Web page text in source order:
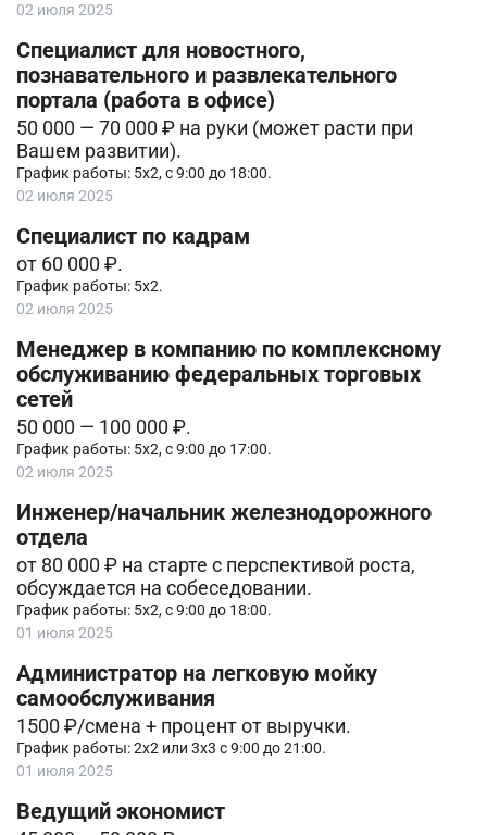
02 июля 2025
Специалист для новостного,
познавательного и развлекательного
портала (работа в офисе)
50 000 — 70 000 ₽ на руки (может расти при
Вашем развитии).
График работы: 5х2, с 9:00 до 18:00.
02 июля 2025
Специалист по кадрам
от 60 000 ₽.
График работы: 5х2.
02 июля 2025
Менеджер в компанию по комплексному
обслуживанию федеральных торговых
сетей
50 000 — 100 000 ₽.
График работы: 5х2, с 9:00 до 17:00.
02 июля 2025
Инженер/начальник железнодорожного
отдела
от 80 000 ₽ на старте с перспективой роста,
обсуждается на собеседовании.
График работы: 5х2, с 9:00 до 18:00.
01 июля 2025
Администратор на легковую мойку
самообслуживания
1500 ₽/смена + процент от выручки.
График работы: 2х2 или 3х3 с 9:00 до 21:00.
01 июля 2025
Ведущий экономист